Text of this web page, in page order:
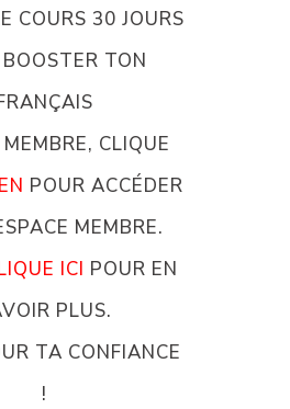
COURS 30 JOURS
TON
CLIQUE
POUR ACCÉDER
MEMBRE.
ICI POUR EN
PLUS.
TA CONFIANCE
!